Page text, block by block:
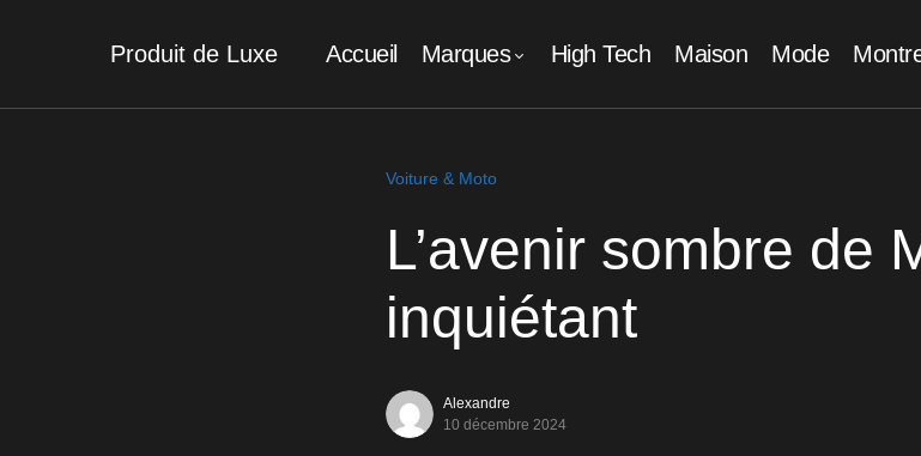
Produit de Luxe Accueil Marques High Tech Maison Mode
Voiture & Moto
L’avenir sombre de
inquiétant
Alexandre
10 décembre 2024